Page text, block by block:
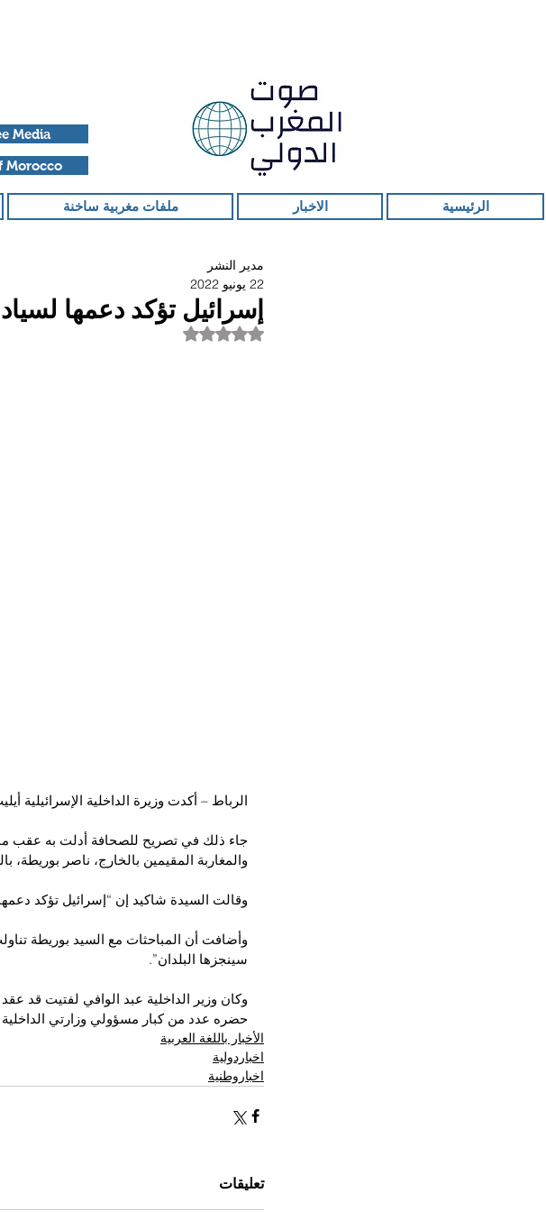
Media
Morocco
الرئيسية الاخبار ملفات مغربية ساخنة
إسرائيل تؤكد دعمها
مدير النشر
22 يونيو 2022
تم التقييم بـ ليس رقمًا من أصل 5 نجوم.
الرباط – أكدت وزيرة الداخلية الإسرائيلية
جاء ذلك في تصريح للصحافة أدلت به عقب
والمغاربة المقيمين بالخارج، ناصر بوريطة،
وقالت السيدة شاكيد إن “إسرائيل تؤكد
وأضافت أن المباحثات مع السيد بوريطة
سينجزها البلدان”.
وكان وزير الداخلية عبد الوافي لفتيت قد
حضره عدد من كبار مسؤولي وزارتي الداخلية
الأخبار باللغة العربية
اخباردولية
اخباروطنية
تعليقات